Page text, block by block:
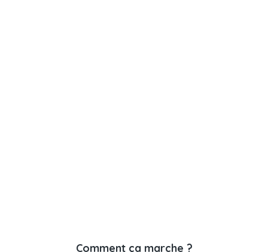
Comment ça marche ?